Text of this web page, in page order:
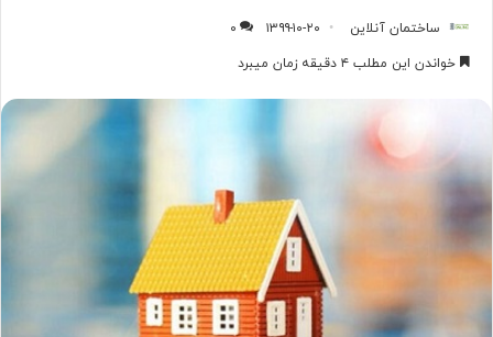
ساختمان آنلاین ۱۳۹۹-۱۰-۲۰
۰
خواندن این مطلب ۴ دقیقه زمان میبرد